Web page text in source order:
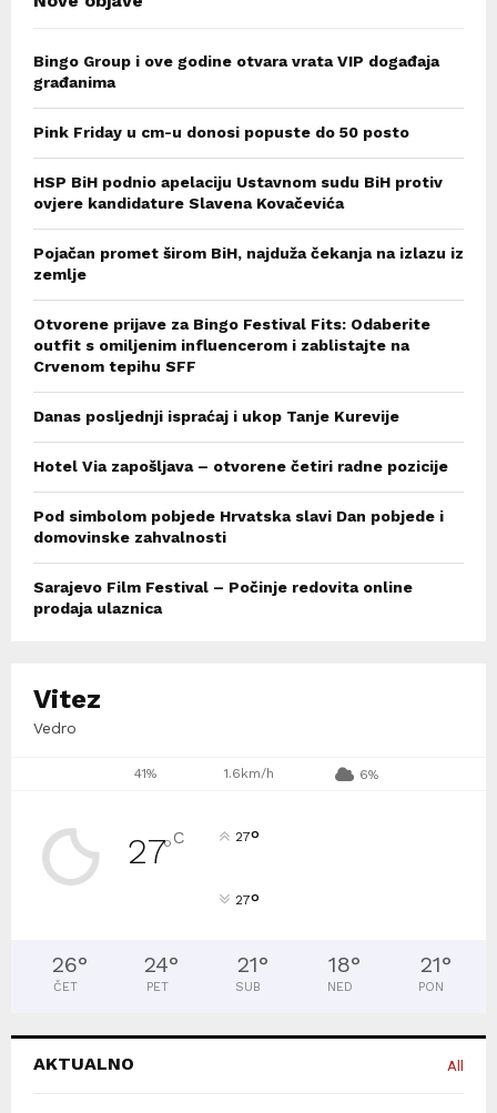
Bingo Group i ove godine otvara vrata VIP događaja
građanima
Pink Friday u cm-u donosi popuste do 50 posto
HSP BiH podnio apelaciju Ustavnom sudu BiH protiv
ovjere kandidature Slavena Kovačevića
Pojačan promet širom BiH, najduža čekanja na izlazu iz
zemlje
Otvorene prijave za Bingo Festival Fits: Odaberite
outfit s omiljenim influencerom i zablistajte na
Crvenom tepihu SFF
Danas posljednji ispraćaj i ukop Tanje Kurevije
Hotel Via zapošljava – otvorene četiri radne pozicije
Pod simbolom pobjede Hrvatska slavi Dan pobjede i
domovinske zahvalnosti
Sarajevo Film Festival – Počinje redovita online
prodaja ulaznica
Vitez
Vedro
41% 1.6km/h 6%
27°C 27°
27°
26°
ČET
24°
PET
21°
SUB
18°
NED
21°
PON
AKTUALNO All